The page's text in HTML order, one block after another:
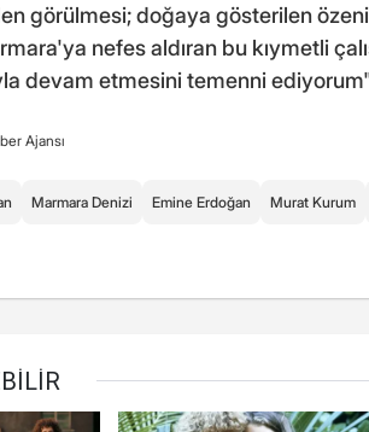
görülmesi; doğaya gösterilen
nefes aldıran bu kıymetli
devam etmesini temenni
Ajansı
Marmara Denizi Emine Erdoğan Murat Kurum